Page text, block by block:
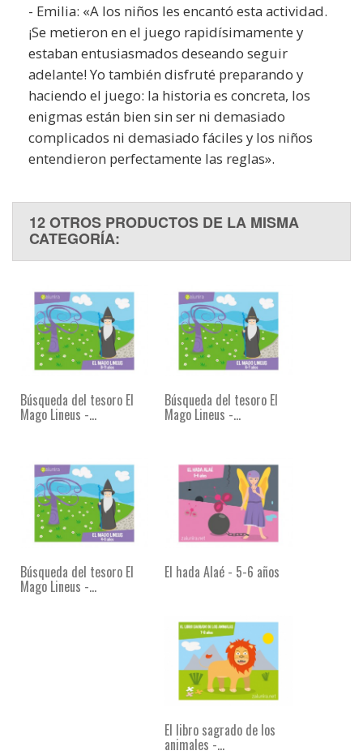
- Emilia: «A los niños les encantó esta actividad.
¡Se metieron en el juego rapidísimamente y
estaban entusiasmados deseando seguir
adelante! Yo también disfruté preparando y
haciendo el juego: la historia es concreta, los
enigmas están bien sin ser ni demasiado
complicados ni demasiado fáciles y los niños
entendieron perfectamente las reglas».
12 OTROS PRODUCTOS DE LA MISMA
CATEGORÍA:
Búsqueda del tesoro El
Mago Lineus -...
Búsqueda del tesoro El
Mago Lineus -...
Búsqueda del tesoro El
Mago Lineus -...
El hada Alaé - 5-6 años
El libro sagrado de los
animales -...